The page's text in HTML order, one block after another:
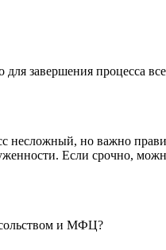
завершения процесса
но важно
Если срочно,
и МФЦ?